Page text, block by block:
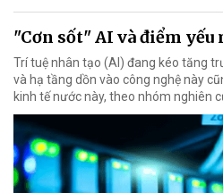
"Cơn sốt" AI và điểm
Trí tuệ nhân tạo (AI) đang kéo tăng
và hạ tầng dồn vào công nghệ này
kinh tế nước này, theo nhóm nghiên